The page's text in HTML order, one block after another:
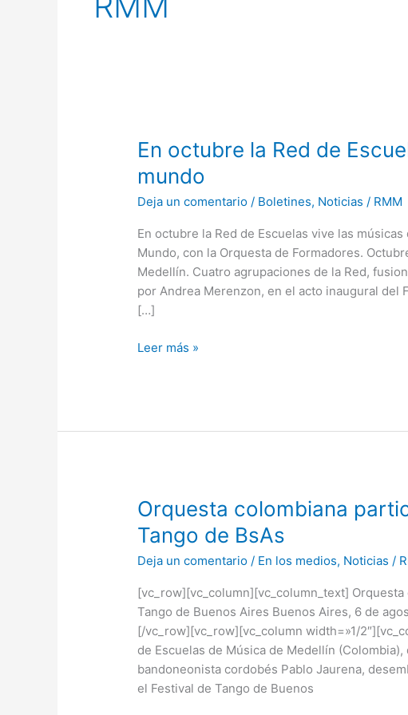
En octubre la Red de
mundo
Deja un comentario / Boletines, Noticias / RMM
En octubre la Red de Escuelas vive las
Mundo, con la Orquesta de Formadores.
Medellín. Cuatro agrupaciones de la Red,
por Andrea Merenzon, en el acto inaugural del
[…]
En
la
Red
Escuelas
vive
las
músicas
del
Leer más »
Orquesta colombiana
Tango de BsAs
Deja un comentario / En los medios, Noticias /
[vc_row][vc_column][vc_column_text]
Tango de Buenos Aires Buenos Aires, 6 de
[/vc_row][vc_row][vc_column width=»1/
de Escuelas de Música de Medellín
bandoneonista cordobés Pablo Jaurena,
el Festival de Tango de Buenos
Orquesta
colombiana
participará
en
de
Tango
de
BsAs